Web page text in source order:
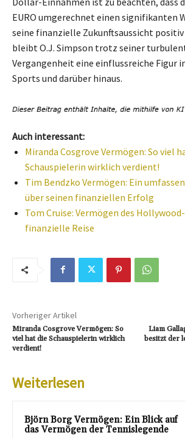
EURO umgerechnet einen signifikanten
seine finanzielle Zukunftsaussicht
bleibt O.J. Simpson trotz seiner
Vergangenheit eine einflussreiche Figur
Sports und darüber hinaus.
Auch interessant:
Miranda Cosgrove Vermögen: So viel
Schauspielerin wirklich verdient!
Tim Bendzko Vermögen: Ein
über seinen finanziellen Erfolg
Tom Cruise: Vermögen des
finanzielle Reise
Vorheriger Artikel
Miranda Cosgrove Vermögen: So
viel hat die Schauspielerin wirklich
verdient!
Liam
besitzt der
Weiterlesen
Björn Borg Vermögen: Ein Blick auf
das Vermögen der Tennislegende